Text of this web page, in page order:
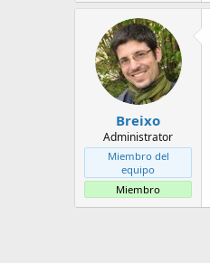
Breixo
Administrator
Miembro del
equipo
Miembro